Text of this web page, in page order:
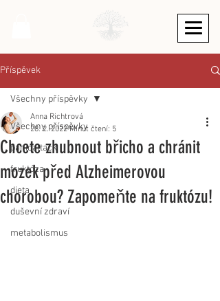
Příspěvek
Všechny příspěvky
panicattack
fruktóza
dieta
duševní zdraví
metabolismus
Všechny příspěvky
Chcete zhubnout břicho a chránit
mozek před Alzheimerovou
chorobou? Zapomeňte na fruktózu!
Anna Richtrová
28. 2. 2022 Minut čtení: 5